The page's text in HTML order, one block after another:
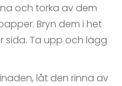
och torka av dem
Bryn dem i het
sida. Ta upp och lägg
låt den rinna av